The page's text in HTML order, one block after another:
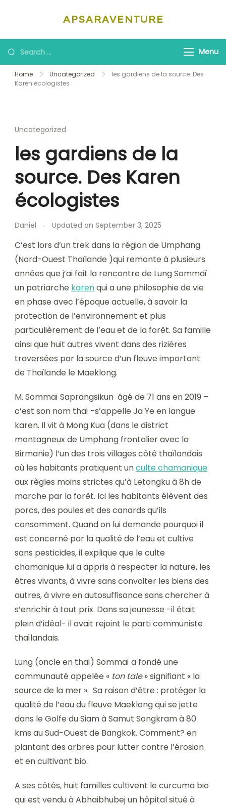
APSARAVENTURE
Looking
for
Something?
Menu
Home Uncategorized
les gardiens de la source. Des
Karen écologistes
Uncategorized
les gardiens de la
source. Des Karen
écologistes
Daniel Updated on September 3, 2025
C’est lors d’un trek dans la région de Umphang
(Nord-Ouest Thaïlande )qui remonte à plusieurs
années que j’ai fait la rencontre de Lung Sommaï
un patriarche karenqui a une philosophie de vie
en phase avec l’époque actuelle, à savoir la
protection de l’environnement et plus
particulièrement de l’eau et de la forêt. Sa famille
ainsi que huit autres vivent dans des rizières
traversées par la source d’un fleuve important
de Thaïlande le Maeklong.
M. Sommaï Saprangsikun âgé de 71 ans en 2019 –
c’est son nom thaï -s’appelle Ja Ye en langue
karen. Il vit à Mong Kua (dans le district
montagneux de Umphang frontalier avec la
Birmanie) l’un des trois villages côté thaïlandais
où les habitants pratiquent unculte chamanique
aux règles moins strictes qu’à Letongku à 8h de
marche par la forêt. Ici les habitants élèvent des
porcs, des poules et des canards qu’ils
consomment. Quand on lui demande pourquoi il
est concerné par la qualité de l’eau et cultive
sans pesticides, il explique que le culte
chamanique lui a appris à respecter la nature, les
êtres vivants, à vivre sans convoiter les biens des
autres, à vivre en autosuffisance sans chercher à
s’enrichir à tout prix. Dans sa jeunesse -il était
plein d’idéal- il avait rejoint le parti communiste
thaïlandais.
Lung (oncle en thaï) Sommaï a fondé une
communauté appelée « ton tale» signifiant « la
source de la mer ». Sa raison d’être : protéger la
qualité de l’eau du fleuve Maeklong qui se jette
dans le Golfe du Siam à Samut Songkram à 80
kms au Sud-Ouest de Bangkok. Comment? en
plantant des arbres pour lutter contre l’érosion
et en cultivant bio.
A ses côtés, huit familles cultivent le curcuma bio
qui est vendu à Abhaibhubej un hôpital situé à